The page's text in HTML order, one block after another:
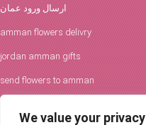
We value your privacy
ارسال ورود عمان
amman flowers delivry
jordan amman gifts
send flowers to amman
افكار الورود والحفلات